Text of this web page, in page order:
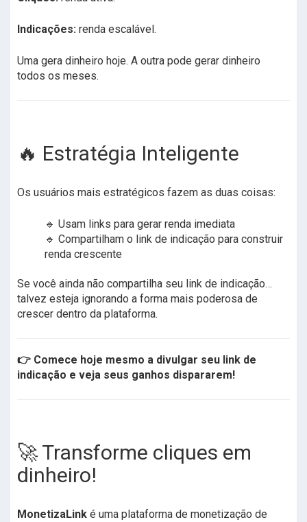
Indicações: renda escalável.
Uma gera dinheiro hoje. A outra pode gerar dinheiro
todos os meses.
🔥 Estratégia Inteligente
Os usuários mais estratégicos fazem as duas coisas:
🔹 Usam links para gerar renda imediata
🔹 Compartilham o link de indicação para construir
renda crescente
Se você ainda não compartilha seu link de indicação…
talvez esteja ignorando a forma mais poderosa de
crescer dentro da plataforma.
👉 Comece hoje mesmo a divulgar seu link de
indicação e veja seus ganhos dispararem!
🚀 Transforme cliques em
dinheiro!
MonetizaLink é uma plataforma de monetização de